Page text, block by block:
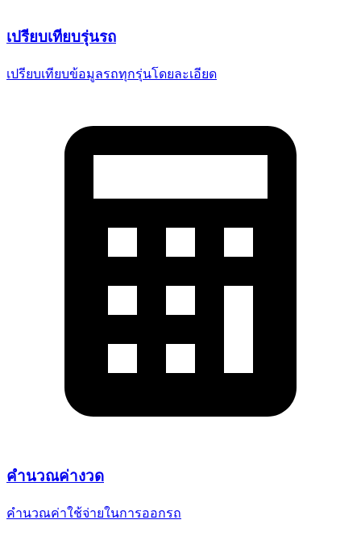
เปรียบเทียบรุ่นรถ
เปรียบเทียบข้อมูลรถทุกรุ่นโดยละเอียด
คำนวณค่างวด
คำนวณค่าใช้จ่ายในการออกรถ